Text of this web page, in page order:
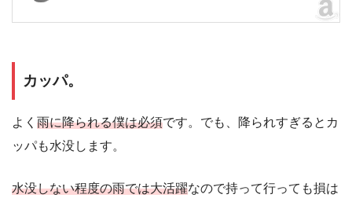
カッパ。
よく 雨に降られる僕は必須です。でも、降られすぎるとカ
ッパも水没します。
水没しない程度の雨では大活躍なので持って行っても損は